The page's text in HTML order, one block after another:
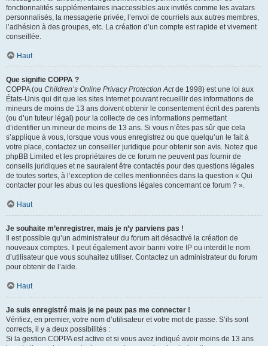
fonctionnalités supplémentaires inaccessibles aux invités comme les avatars
personnalisés, la messagerie privée, l’envoi de courriels aux autres membres,
l’adhésion à des groupes, etc. La création d’un compte est rapide et vivement
conseillée.
Haut
Que signifie COPPA ?
COPPA (ou Children’s Online Privacy Protection Actde 1998) est une loi aux
États-Unis qui dit que les sites Internet pouvant recueillir des informations de
mineurs de moins de 13 ans doivent obtenir le consentement écrit des parents
(ou d’un tuteur légal) pour la collecte de ces informations permettant
d’identifier un mineur de moins de 13 ans. Si vous n’êtes pas sûr que cela
s’applique à vous, lorsque vous vous enregistrez ou que quelqu’un le fait à
votre place, contactez un conseiller juridique pour obtenir son avis. Notez que
phpBB Limited et les propriétaires de ce forum ne peuvent pas fournir de
conseils juridiques et ne sauraient être contactés pour des questions légales
de toutes sortes, à l’exception de celles mentionnées dans la question « Qui
contacter pour les abus ou les questions légales concernant ce forum ? ».
Haut
Je souhaite m’enregistrer, mais je n’y parviens pas !
Il est possible qu’un administrateur du forum ait désactivé la création de
nouveaux comptes. Il peut également avoir banni votre IP ou interdit le nom
d’utilisateur que vous souhaitez utiliser. Contactez un administrateur du forum
pour obtenir de l’aide.
Haut
Je suis enregistré mais je ne peux pas me connecter !
Vérifiez, en premier, votre nom d’utilisateur et votre mot de passe. S’ils sont
corrects, il y a deux possibilités :
Si la gestion COPPA est active et si vous avez indiqué avoir moins de 13 ans